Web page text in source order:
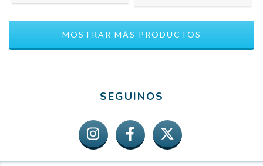
MOSTRAR MÁS PRODUCTOS
SEGUINOS